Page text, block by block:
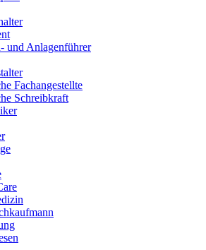
und Anlagenführer
Fachangestellte
Schreibkraft